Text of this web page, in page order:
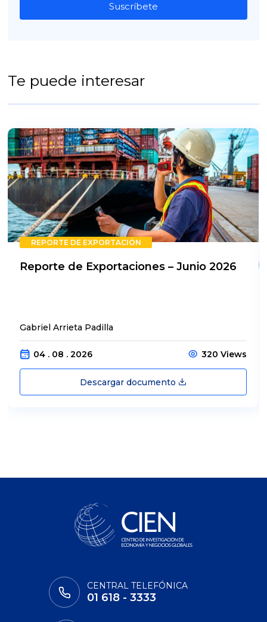
Suscríbete
Te puede interesar
REPORTE DE EXPORTACIÓN
Reporte de Exportaciones – Junio 2026
Gabriel Arrieta Padilla
04 . 08 . 2026 320 Views
Descargar documento
CENTRAL TELEFÓNICA
01 618 - 3333